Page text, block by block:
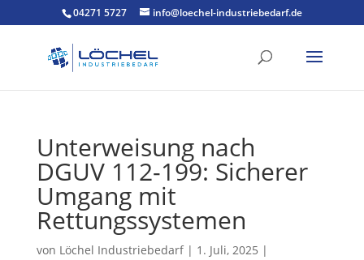
04271 5727 info@loechel-industriebedarf.de
Unterweisung nach
DGUV 112-199: Sicherer
Umgang mit
Rettungssystemen
von Löchel Industriebedarf| 1. Juli, 2025 |